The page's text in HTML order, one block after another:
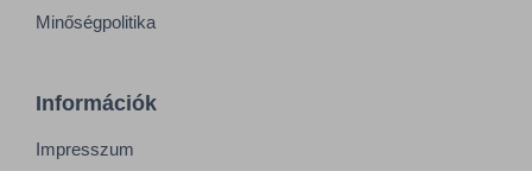
Minőségpolitika
Információk
Impresszum